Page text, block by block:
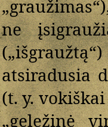
ne
atsiradusia
(t. y.
„geležinė